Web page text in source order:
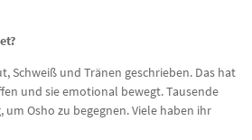
Schweiß und Tränen geschrieben. Das hat
und sie emotional bewegt. Tausende
um Osho zu begegnen. Viele haben ihr